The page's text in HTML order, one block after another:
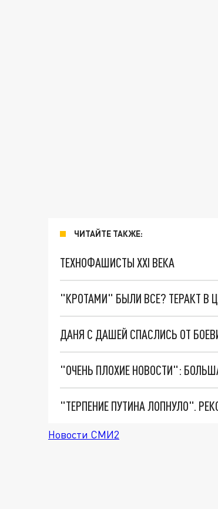
ЧИТАЙТЕ ТАКЖЕ:
ТЕХНОФАШИСТЫ XXI ВЕКА
"КРОТАМИ" БЫЛИ ВСЕ? ТЕРАКТ В
ДАНЯ С ДАШЕЙ СПАСЛИСЬ ОТ
Новости СМИ2